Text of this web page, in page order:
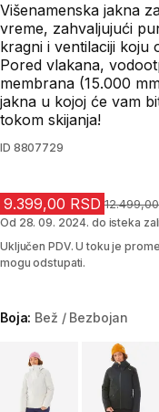
Višenamenska jakna
vreme, zahvaljujući
kragni i ventilaciji koju
Pored vlakana,
membrana (15.000
jakna u kojoj će vam
tokom skijanja!
ID 8807729
9.399,00 RSD Cena
Od 28. 09. 2024. do isteka
Uključen PDV. U toku je
mogu odstupati.
Boja: Bež / Bezbojan
Choose a variant